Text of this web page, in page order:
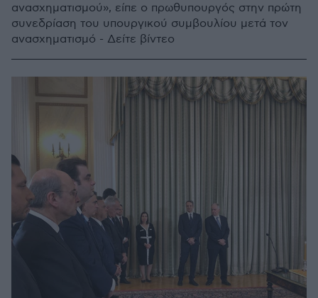
ανασχηματισμού», είπε ο πρωθυπουργός στην πρώτη
συνεδρίαση του υπουργικού συμβουλίου μετά τον
ανασχηματισμό - Δείτε βίντεο